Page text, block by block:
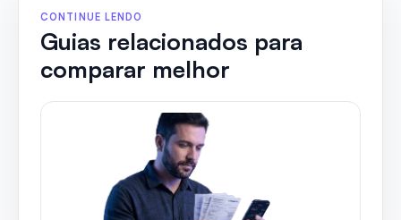
CONTINUE LENDO
Guias relacionados para
comparar melhor